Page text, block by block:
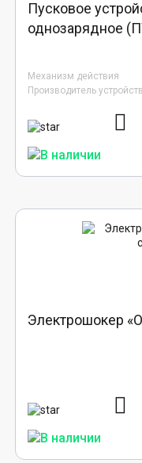
Пусковое
однозарядное
Механизм действия
Производитель
Электрошокер